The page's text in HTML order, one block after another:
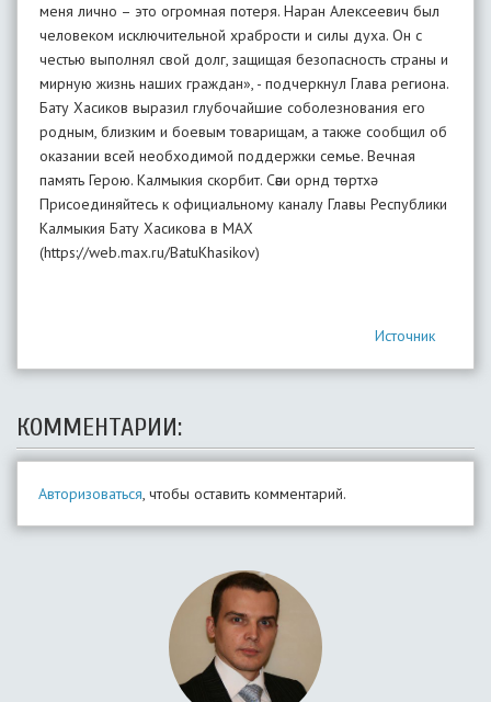
меня лично – это огромная потеря. Наран Алексеевич был
человеком исключительной храбрости и силы духа. Он с
честью выполнял свой долг, защищая безопасность страны и
мирную жизнь наших граждан», - подчеркнул Глава региона.
Бату Хасиков выразил глубочайшие соболезнования его
родным, близким и боевым товарищам, а также сообщил об
оказании всей необходимой поддержки семье. Вечная
память Герою. Калмыкия скорбит. Сәәни орнд төртхә
Присоединяйтесь к официальному каналу Главы Республики
Калмыкия Бату Хасикова в MAX
(https://web.max.ru/BatuKhasikov)
Источник
КОММЕНТАРИИ:
Авторизоваться, чтобы оставить комментарий.